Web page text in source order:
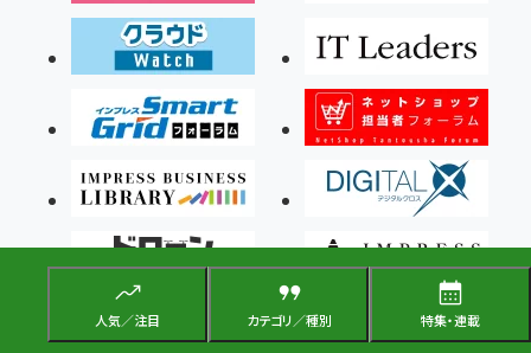
人気／注目 カテゴリ／種別 特集・連載